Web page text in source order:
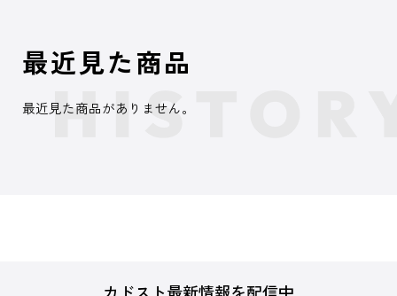
最近見た商品
最近見た商品がありません。
カドスト最新情報を配信中